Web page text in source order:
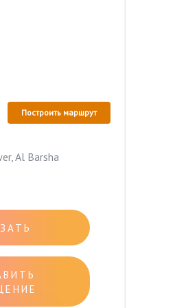
Построить маршрут
Al Barsha